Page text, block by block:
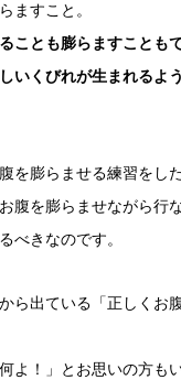
ますこと。
ことも膨らますことも
いくびれが生まれるよ
を膨らませる練習をし
腹を膨らませながら行
べきなのです。
ら出ている「正しくお
よ！」とお思いの方も